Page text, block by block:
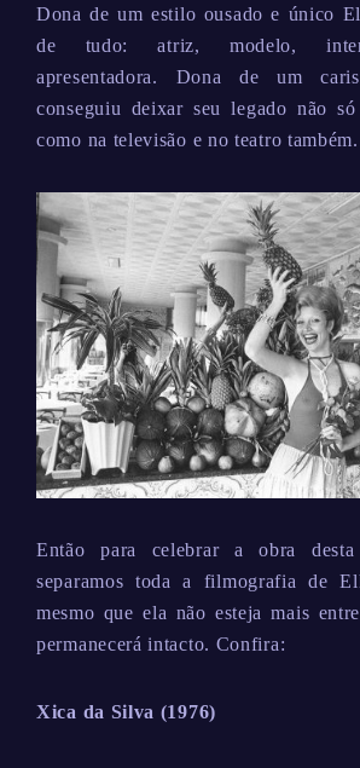
Dona de um estilo ousado e único
de tudo: atriz, modelo,
apresentadora. Dona de um
conseguiu deixar seu legado não
como na televisão e no teatro também.
Então para celebrar a obra
separamos toda a filmografia de
mesmo que ela não esteja mais
permanecerá intacto. Confira:
Xica da Silva (1976)